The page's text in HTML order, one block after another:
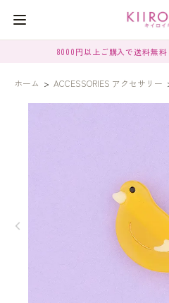
8000円以上ご購入で送料無
ホーム > ACCESSORIES アクセサリー